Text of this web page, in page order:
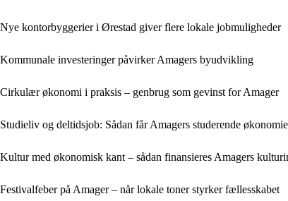
Nye kontorbyggerier i Ørestad giver flere lokale jobmuligheder
Kommunale investeringer påvirker Amagers byudvikling
Cirkulær økonomi i praksis – genbrug som gevinst for Amager
Studieliv og deltidsjob: Sådan får Amagers studerende
Kultur med økonomisk kant – sådan finansieres Amagers
Festivalfeber på Amager – når lokale toner styrker fællesskabet